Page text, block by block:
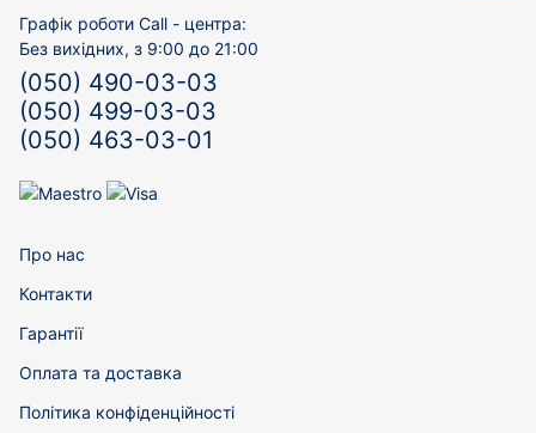
Графік роботи Call - центра:
Без вихідних, з 9:00 до 21:00
(050) 490-03-03
(050) 499-03-03
(050) 463-03-01
Про нас
Контакти
Гарантії
Оплата та доставка
Політика конфіденційності